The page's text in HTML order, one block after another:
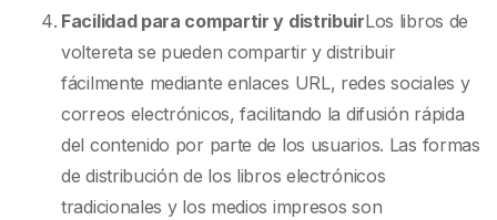
Facilidad para compartir y distribuirLos libros de
voltereta se pueden compartir y distribuir
fácilmente mediante enlaces URL, redes sociales y
correos electrónicos, facilitando la difusión rápida
del contenido por parte de los usuarios. Las formas
de distribución de los libros electrónicos
tradicionales y los medios impresos son